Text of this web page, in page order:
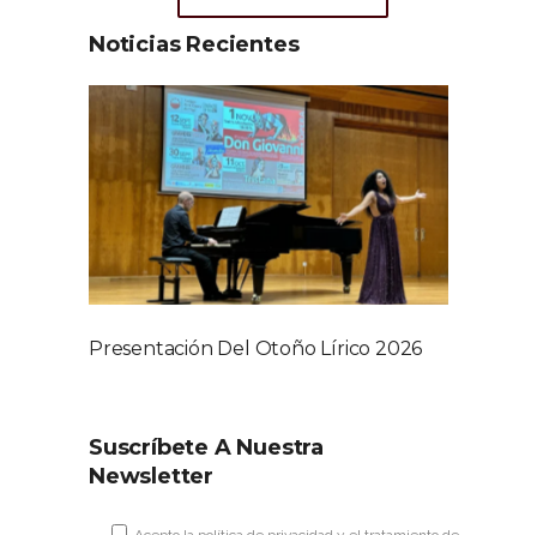
Noticias Recientes
Presentación Del Otoño Lírico 2026
Suscríbete A Nuestra
Newsletter